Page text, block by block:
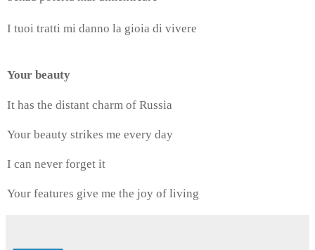
I tuoi tratti mi danno la gioia di vivere
Your beauty
It has the distant charm of Russia
Your beauty strikes me every day
I can never forget it
Your features give me the joy of living